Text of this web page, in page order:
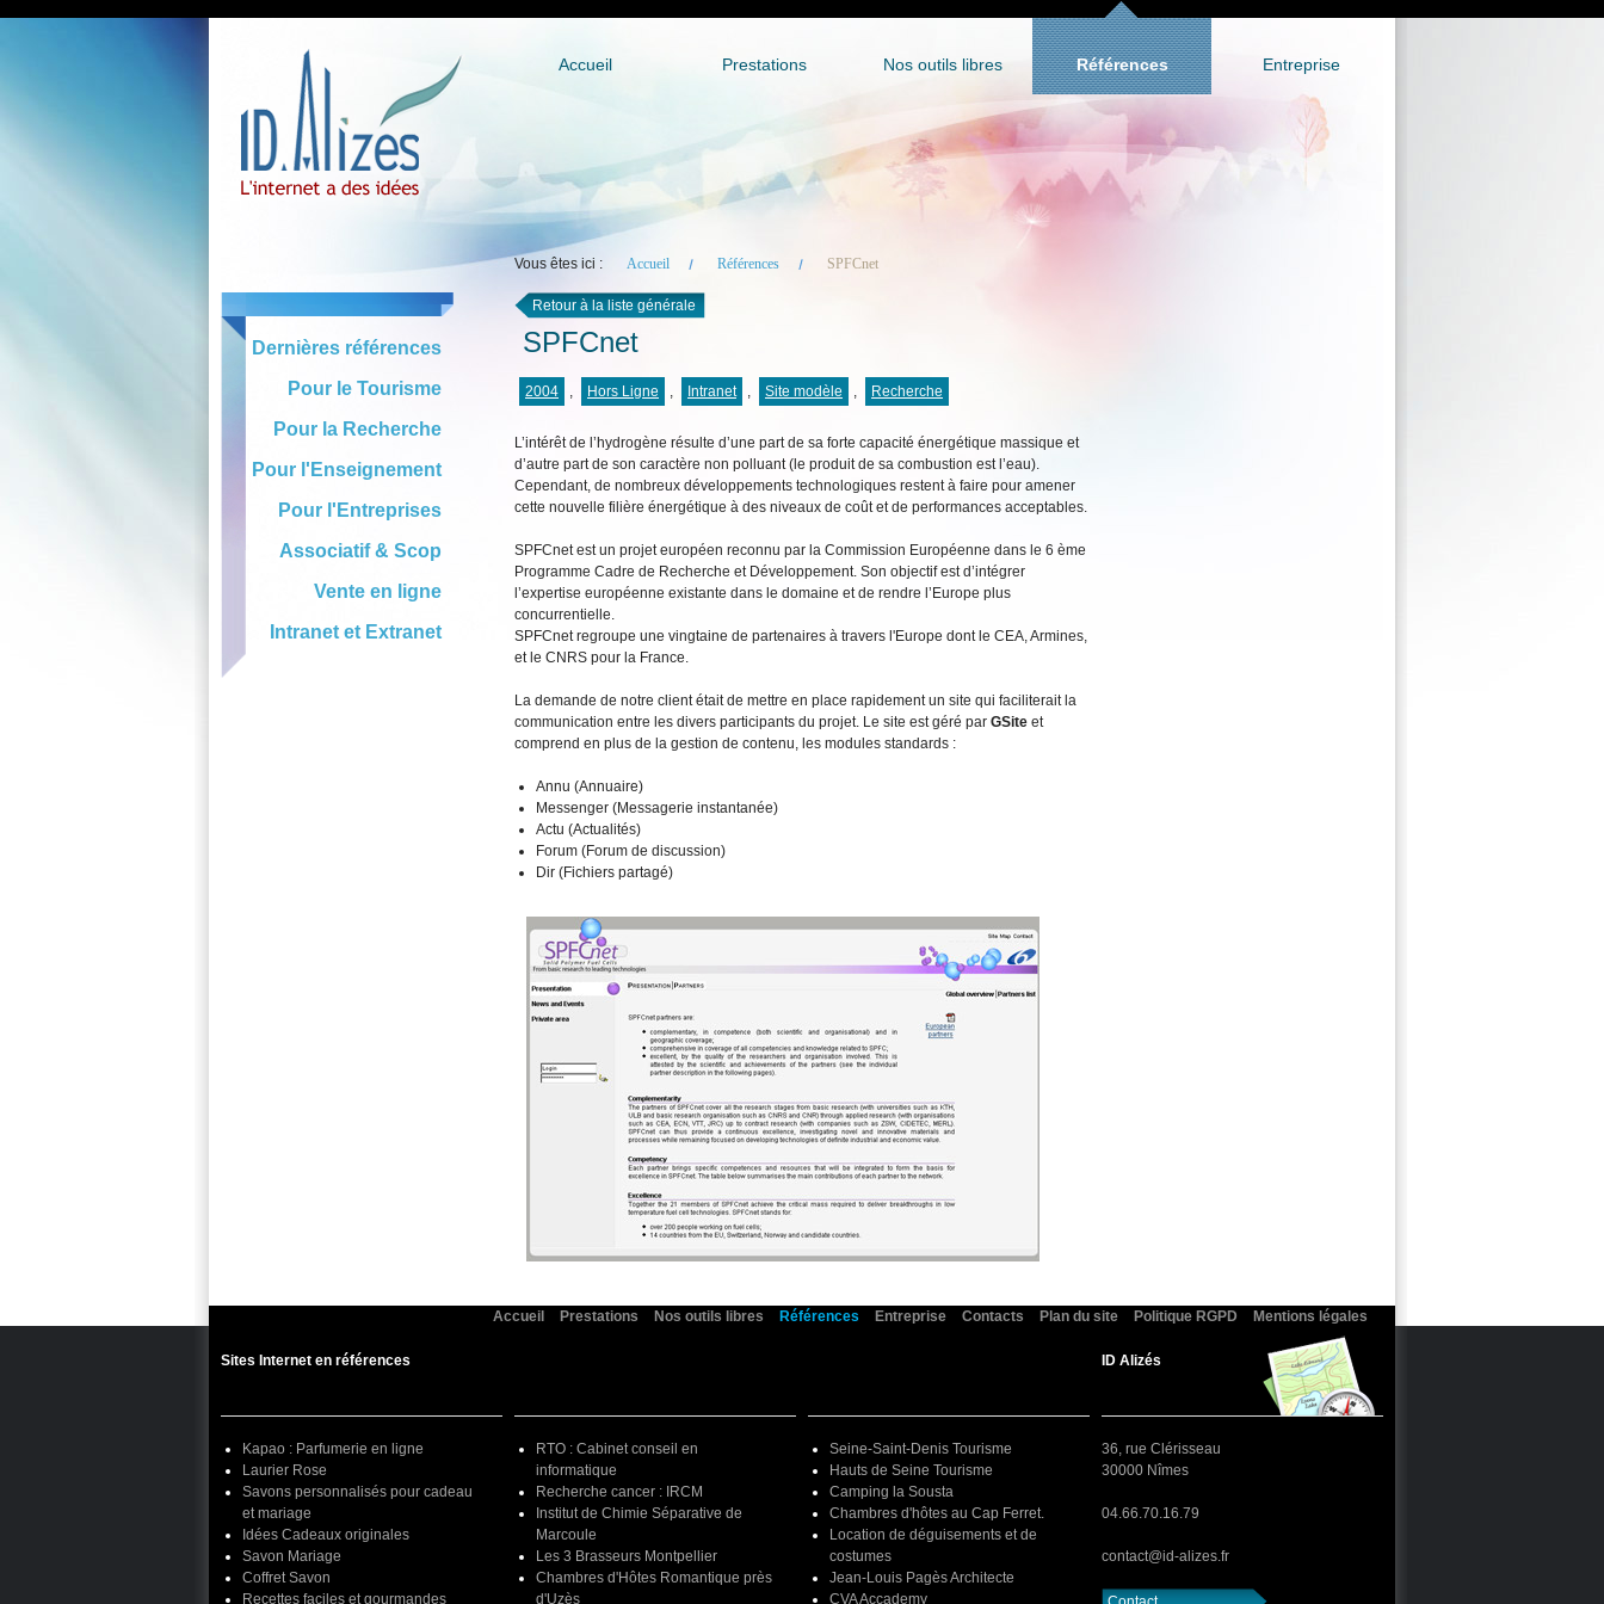
Accueil Prestations Nos outils libres Références Entreprise
Vous êtes ici : Accueil Références SPFCnet
Dernières références
Pour le Tourisme
Pour la Recherche
Pour l'Enseignement
Pour l'Entreprises
Associatif & Scop
Vente en ligne
Intranet et Extranet
Retour à la liste générale
SPFCnet
2004 , Hors Ligne , Intranet , Site modèle , Recherche
L’intérêt de l’hydrogène résulte d’une part de sa forte capacité énergétique massique et
d’autre part de son caractère non polluant (le produit de sa combustion est l’eau).
Cependant, de nombreux développements technologiques restent à faire pour amener
cette nouvelle filière énergétique à des niveaux de coût et de performances acceptables.
SPFCnet est un projet européen reconnu par la Commission Européenne dans le 6 ème
Programme Cadre de Recherche et Développement. Son objectif est d’intégrer
l’expertise européenne existante dans le domaine et de rendre l’Europe plus
concurrentielle.
SPFCnet regroupe une vingtaine de partenaires à travers l'Europe dont le CEA, Armines,
et le CNRS pour la France.
La demande de notre client était de mettre en place rapidement un site qui faciliterait la
communication entre les divers participants du projet. Le site est géré par GSite et
comprend en plus de la gestion de contenu, les modules standards :
Annu (Annuaire)
Messenger (Messagerie instantanée)
Actu (Actualités)
Forum (Forum de discussion)
Dir (Fichiers partagé)
Contacts Plan du site Politique RGPD Mentions légales
Accueil Prestations Nos outils libres Références Entreprise
Sites Internet en références
Kapao : Parfumerie en ligne
Laurier Rose
Savons personnalisés pour cadeau
et mariage
Idées Cadeaux originales
Savon Mariage
Coffret Savon
Recettes faciles et gourmandes
RTO : Cabinet conseil en
informatique
Recherche cancer : IRCM
Institut de Chimie Séparative de
Marcoule
Les 3 Brasseurs Montpellier
Chambres d'Hôtes Romantique près
d'Uzès
Seine-Saint-Denis Tourisme
Hauts de Seine Tourisme
Camping la Sousta
Chambres d'hôtes au Cap Ferret.
Location de déguisements et de
costumes
Jean-Louis Pagès Architecte
CVA Accademy
ID Alizés
36, rue Clérisseau
30000 Nîmes
04.66.70.16.79
contact@id-alizes.fr